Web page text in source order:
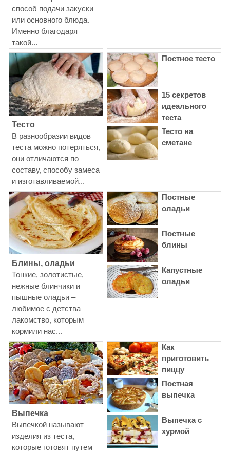
способ подачи закуски
или основного блюда.
Именно благодаря
такой...
Тесто
В разнообразии видов
теста можно потеряться,
они отличаются по
составу, способу замеса
и изготавливаемой...
Постное тесто
15 секретов
идеального
теста
Тесто на
сметане
Блины, оладьи
Тонкие, золотистые,
нежные блинчики и
пышные оладьи –
любимое с детства
лакомство, которым
кормили нас...
Постные
оладьи
Постные
блины
Капустные
оладьи
Выпечка
Выпечкой называют
изделия из теста,
которые готовят путем
Как
приготовить
пиццу
Постная
выпечка
Выпечка с
хурмой